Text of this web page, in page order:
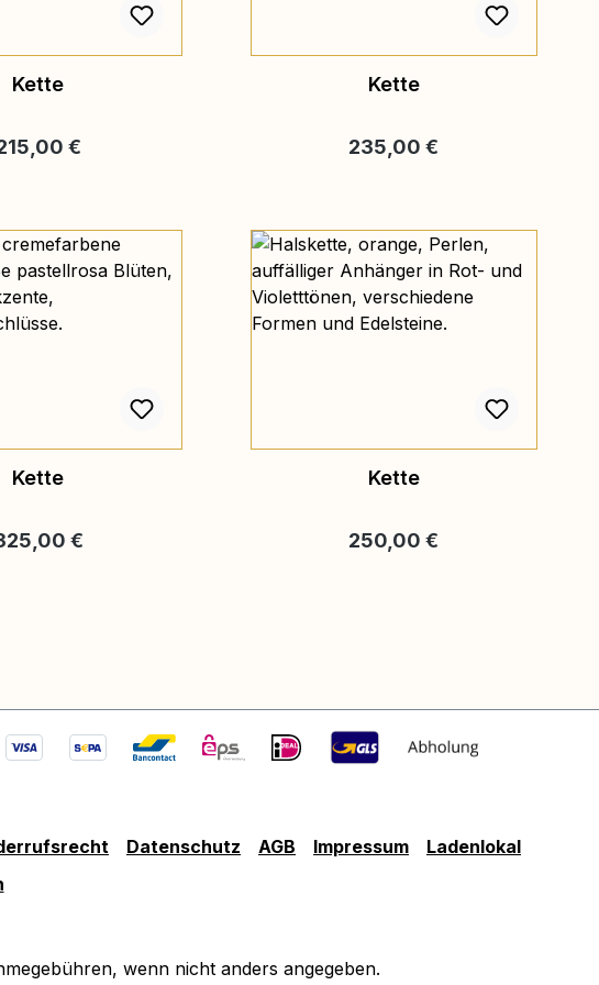
Kette
Preis:
€
Kette
Regulärer Preis:
235,00 €
Kette
Preis:
€
Kette
Regulärer Preis:
250,00 €
Datenschutz AGB Impressum
Ladenlokal
wenn nicht anders angegeben.